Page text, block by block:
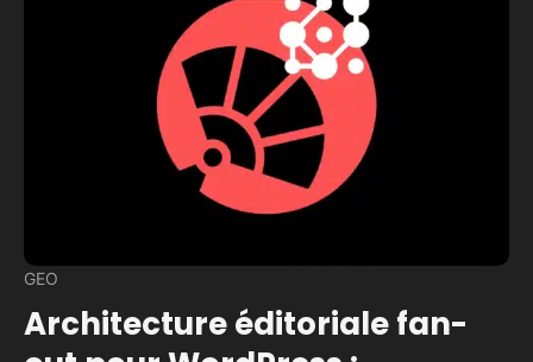
GEO
Architecture éditoriale fan-